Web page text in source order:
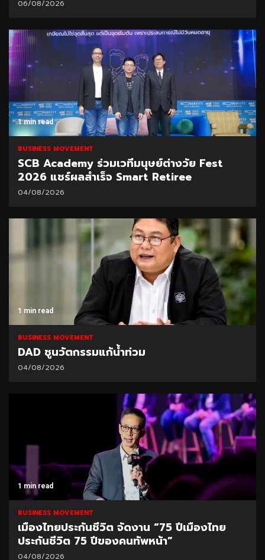
06/08/2026
1 min read
BUSINESS MOVEMENT
SCB Academy ร่วมเวทีมนุษย์ต่างวัย Fest
2026 แชร์ผลสำเร็จ Smart Retiree
04/08/2026
1 min read
BUSINESS MOVEMENT
DAD ชูนวัตกรรมแก้น้ำท่วม
04/08/2026
1 min read
BUSINESS MOVEMENT
เมืองไทยประกันชีวิต จัดงาน “75 ปีเมืองไทย
ประกันชีวิต 75 ปีของคนทัพหน้า”
04/08/2026